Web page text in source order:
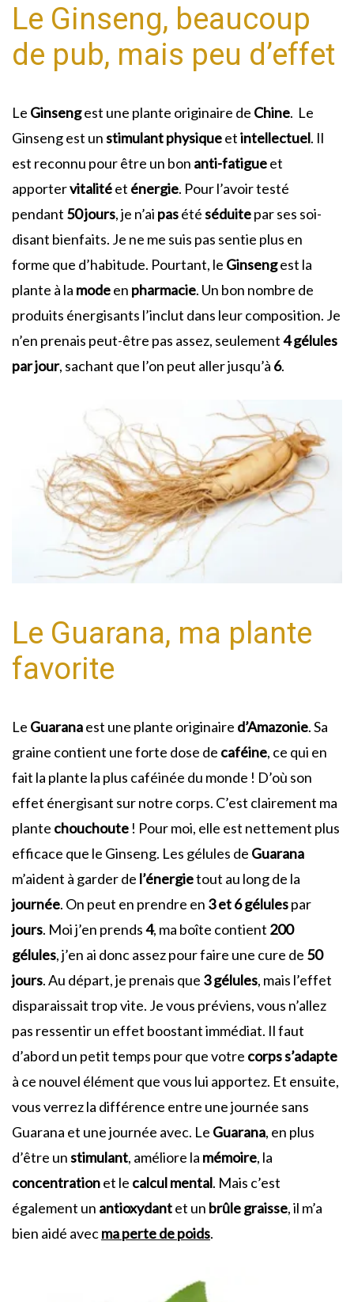
Le Ginseng, beaucoup
de pub, mais peu d’effet
Le Ginsengest une plante originaire de Chine. Le
Ginseng est unstimulantphysiqueetintellectuel. Il
est reconnu pour être un bon anti-fatigueet
apportervitalitéet énergie. Pour l’avoir testé
pendant 50 jours, je n’ai pasétéséduitepar ses soi-
disant bienfaits. Je ne me suis pas sentie plus en
forme que d’habitude. Pourtant, le Ginsengest la
plante à la modeen pharmacie. Un bon nombre de
produits énergisants l’inclut dans leur composition. Je
n’en prenais peut-être pas assez, seulement4 gélules
par jour, sachant que l’on peut aller jusqu’à 6.
Le Guarana, ma plante
favorite
Le Guaranaest une plante originaire d’Amazonie. Sa
graine contient une forte dose de caféine, ce qui en
fait la plante la plus caféinée du monde ! D’où son
effet énergisant sur notre corps. C’est clairement ma
plante chouchoute ! Pour moi, elle est nettement plus
efficace que le Ginseng. Les gélules de Guarana
m’aident à garder de l’énergietout au long de la
journée. On peut en prendre en 3 et 6 gélulespar
jours. Moi j’en prends4, ma boîte contient 200
gélules, j’en ai donc assez pour faire une cure de 50
jours. Au départ, je prenais que 3 gélules, mais l’effet
disparaissait trop vite. Je vous préviens, vous n’allez
pas ressentir un effet boostant immédiat. Il faut
d’abord un petit temps pour que votre corpss’adapte
à ce nouvel élément que vous lui apportez. Et ensuite,
vous verrez la différence entre une journée sans
Guarana et une journée avec. Le Guarana, en plus
d’être unstimulant, améliore la mémoire, la
concentrationet le calculmental. Mais c’est
également un antioxydantet un brûle graisse, il m’a
bien aidé avecma perte de poids.